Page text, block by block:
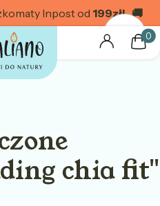
Inpost od 199zł! 🚚
Zaloguj się
chia fit"